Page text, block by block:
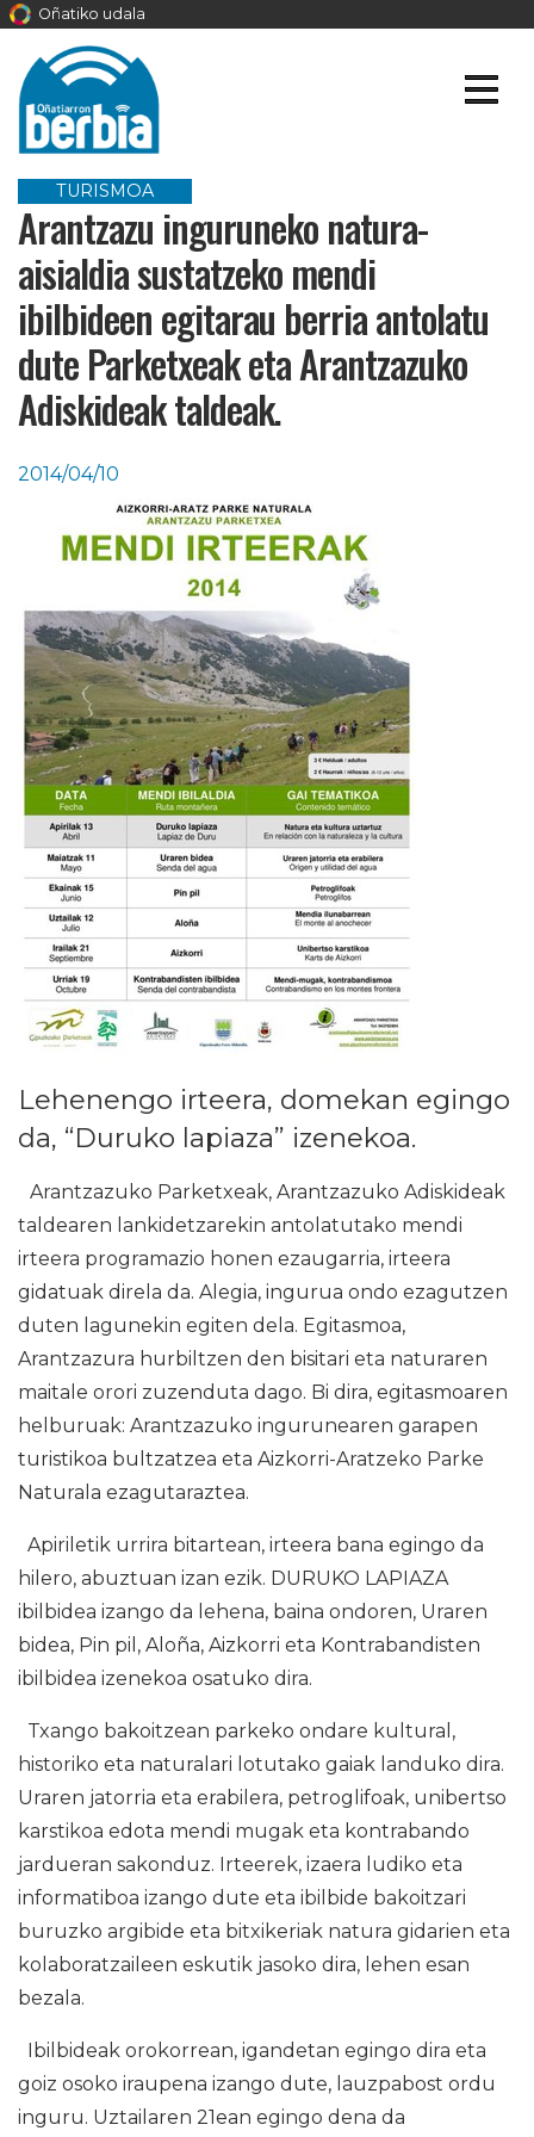
Oñatiko udala
TURISMOA
Arantzazu inguruneko natura-
aisialdia sustatzeko mendi
ibilbideen egitarau berria antolatu
dute Parketxeak eta Arantzazuko
Adiskideak taldeak.
2014/04/10
Lehenengo irteera, domekan egingo
da, “Duruko lapiaza” izenekoa.
Arantzazuko Parketxeak, Arantzazuko Adiskideak
taldearen lankidetzarekin antolatutako mendi
irteera programazio honen ezaugarria, irteera
gidatuak direla da. Alegia, ingurua ondo ezagutzen
duten lagunekin egiten dela. Egitasmoa,
Arantzazura hurbiltzen den bisitari eta naturaren
maitale orori zuzenduta dago. Bi dira, egitasmoaren
helburuak: Arantzazuko ingurunearen garapen
turistikoa bultzatzea eta Aizkorri-Aratzeko Parke
Naturala ezagutaraztea.
Apiriletik urrira bitartean, irteera bana egingo da
hilero, abuztuan izan ezik. DURUKO LAPIAZA
ibilbidea izango da lehena, baina ondoren, Uraren
bidea, Pin pil, Aloña, Aizkorri eta Kontrabandisten
ibilbidea izenekoa osatuko dira.
Txango bakoitzean parkeko ondare kultural,
historiko eta naturalari lotutako gaiak landuko dira.
Uraren jatorria eta erabilera, petroglifoak, unibertso
karstikoa edota mendi mugak eta kontrabando
jardueran sakonduz. Irteerek, izaera ludiko eta
informatiboa izango dute eta ibilbide bakoitzari
buruzko argibide eta bitxikeriak natura gidarien eta
kolaboratzaileen eskutik jasoko dira, lehen esan
bezala.
Ibilbideak orokorrean, igandetan egingo dira eta
goiz osoko iraupena izango dute, lauzpabost ordu
inguru. Uztailaren 21ean egingo dena da